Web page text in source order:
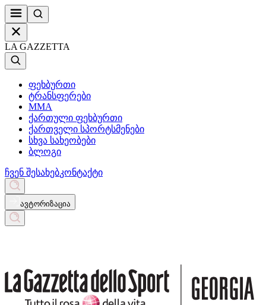
LA GAZZETTA
ფეხბურთი
ტრანსფერები
MMA
ქართული ფეხბურთი
ქართველი სპორტსმენები
სხვა სახეობები
ბლოგი
ჩვენ შესახებკონტაქტი
ავტორიზაცია